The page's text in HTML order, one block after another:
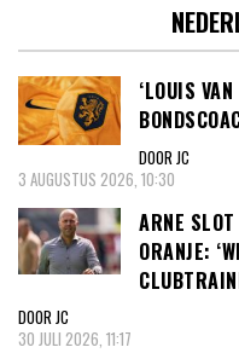
‘LOUIS
DOOR JC
3 AUGUSTUS 2026, 10:30
ARNE
ORANJE:
DOOR JC
30 JULI 2026, 11:17